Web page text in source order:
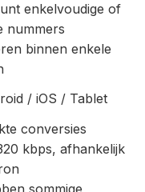
enkelvoudige of
nummers
binnen enkele
/ iOS / Tablet
conversies
kbps, afhankelijk
sommige